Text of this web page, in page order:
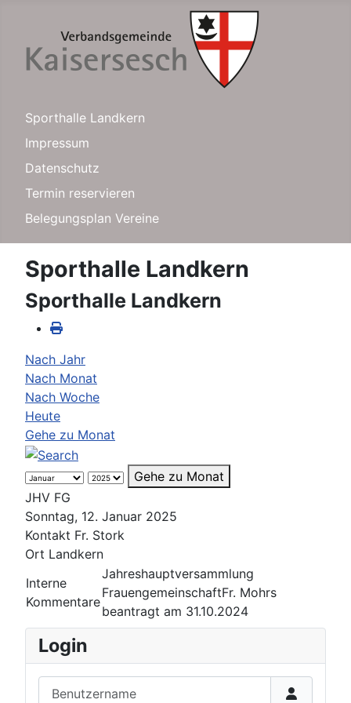
Sporthalle Landkern
Impressum
Datenschutz
Termin reservieren
Belegungsplan Vereine
Sporthalle Landkern
Sporthalle Landkern
Nach Jahr
Nach Monat
Nach Woche
Heute
Gehe zu Monat
Gehe zu Monat
JHV FG
Sonntag, 12. Januar 2025
Kontakt Fr. Stork
Ort Landkern
Interne
Kommentare
Jahreshauptversammlung
FrauengemeinschaftFr. Mohrs
beantragt am 31.10.2024
Login